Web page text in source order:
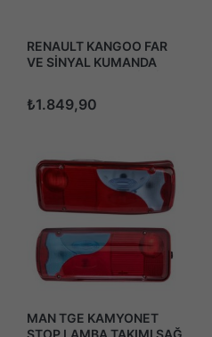
RENAULT KANGOO FAR
VE SİNYAL KUMANDA
₺1.849,90
MAN TGE KAMYONET